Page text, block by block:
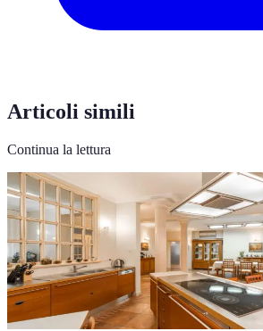
Articoli simili
Continua la lettura